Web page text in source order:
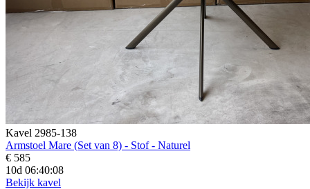
Kavel 2985-138
Armstoel Mare (Set van 8) - Stof - Naturel
€ 585
10d 06:40:06
Bekijk kavel